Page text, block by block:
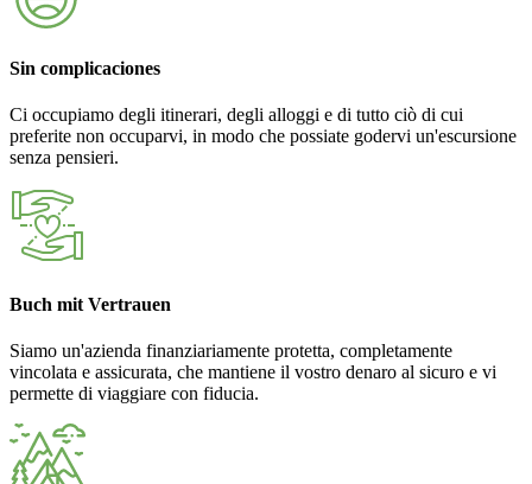
Sin complicaciones
Ci occupiamo degli itinerari, degli alloggi e di tutto ciò di cui
preferite non occuparvi, in modo che possiate godervi un'escursione
senza pensieri.
Buch mit Vertrauen
Siamo un'azienda finanziariamente protetta, completamente
vincolata e assicurata, che mantiene il vostro denaro al sicuro e vi
permette di viaggiare con fiducia.